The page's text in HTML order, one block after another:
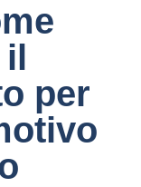
il
per